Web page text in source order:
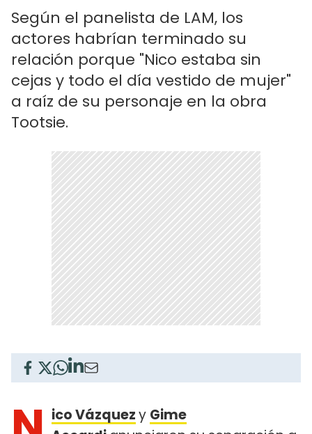
Según el panelista de LAM, los
actores habrían terminado su
relación porque "Nico estaba sin
cejas y todo el día vestido de mujer"
a raíz de su personaje en la obra
Tootsie.
ico Vázquezy Gime